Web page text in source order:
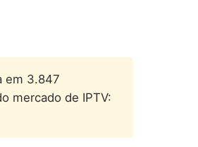
em 3.847
mercado de IPTV: